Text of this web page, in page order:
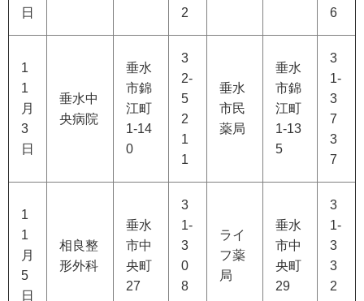
日
2
6
1
1
月
3
日
垂水中
央病院
垂水
市錦
江町
1-14
0
3
2-
5
2
1
1
垂水
市民
薬局
垂水
市錦
江町
1-13
5
3
1-
3
7
3
7
1
1
月
5
日
相良整
形外科
垂水
市中
央町
27
3
1-
3
0
8
ライ
フ薬
局
垂水
市中
央町
29
3
1-
3
3
2